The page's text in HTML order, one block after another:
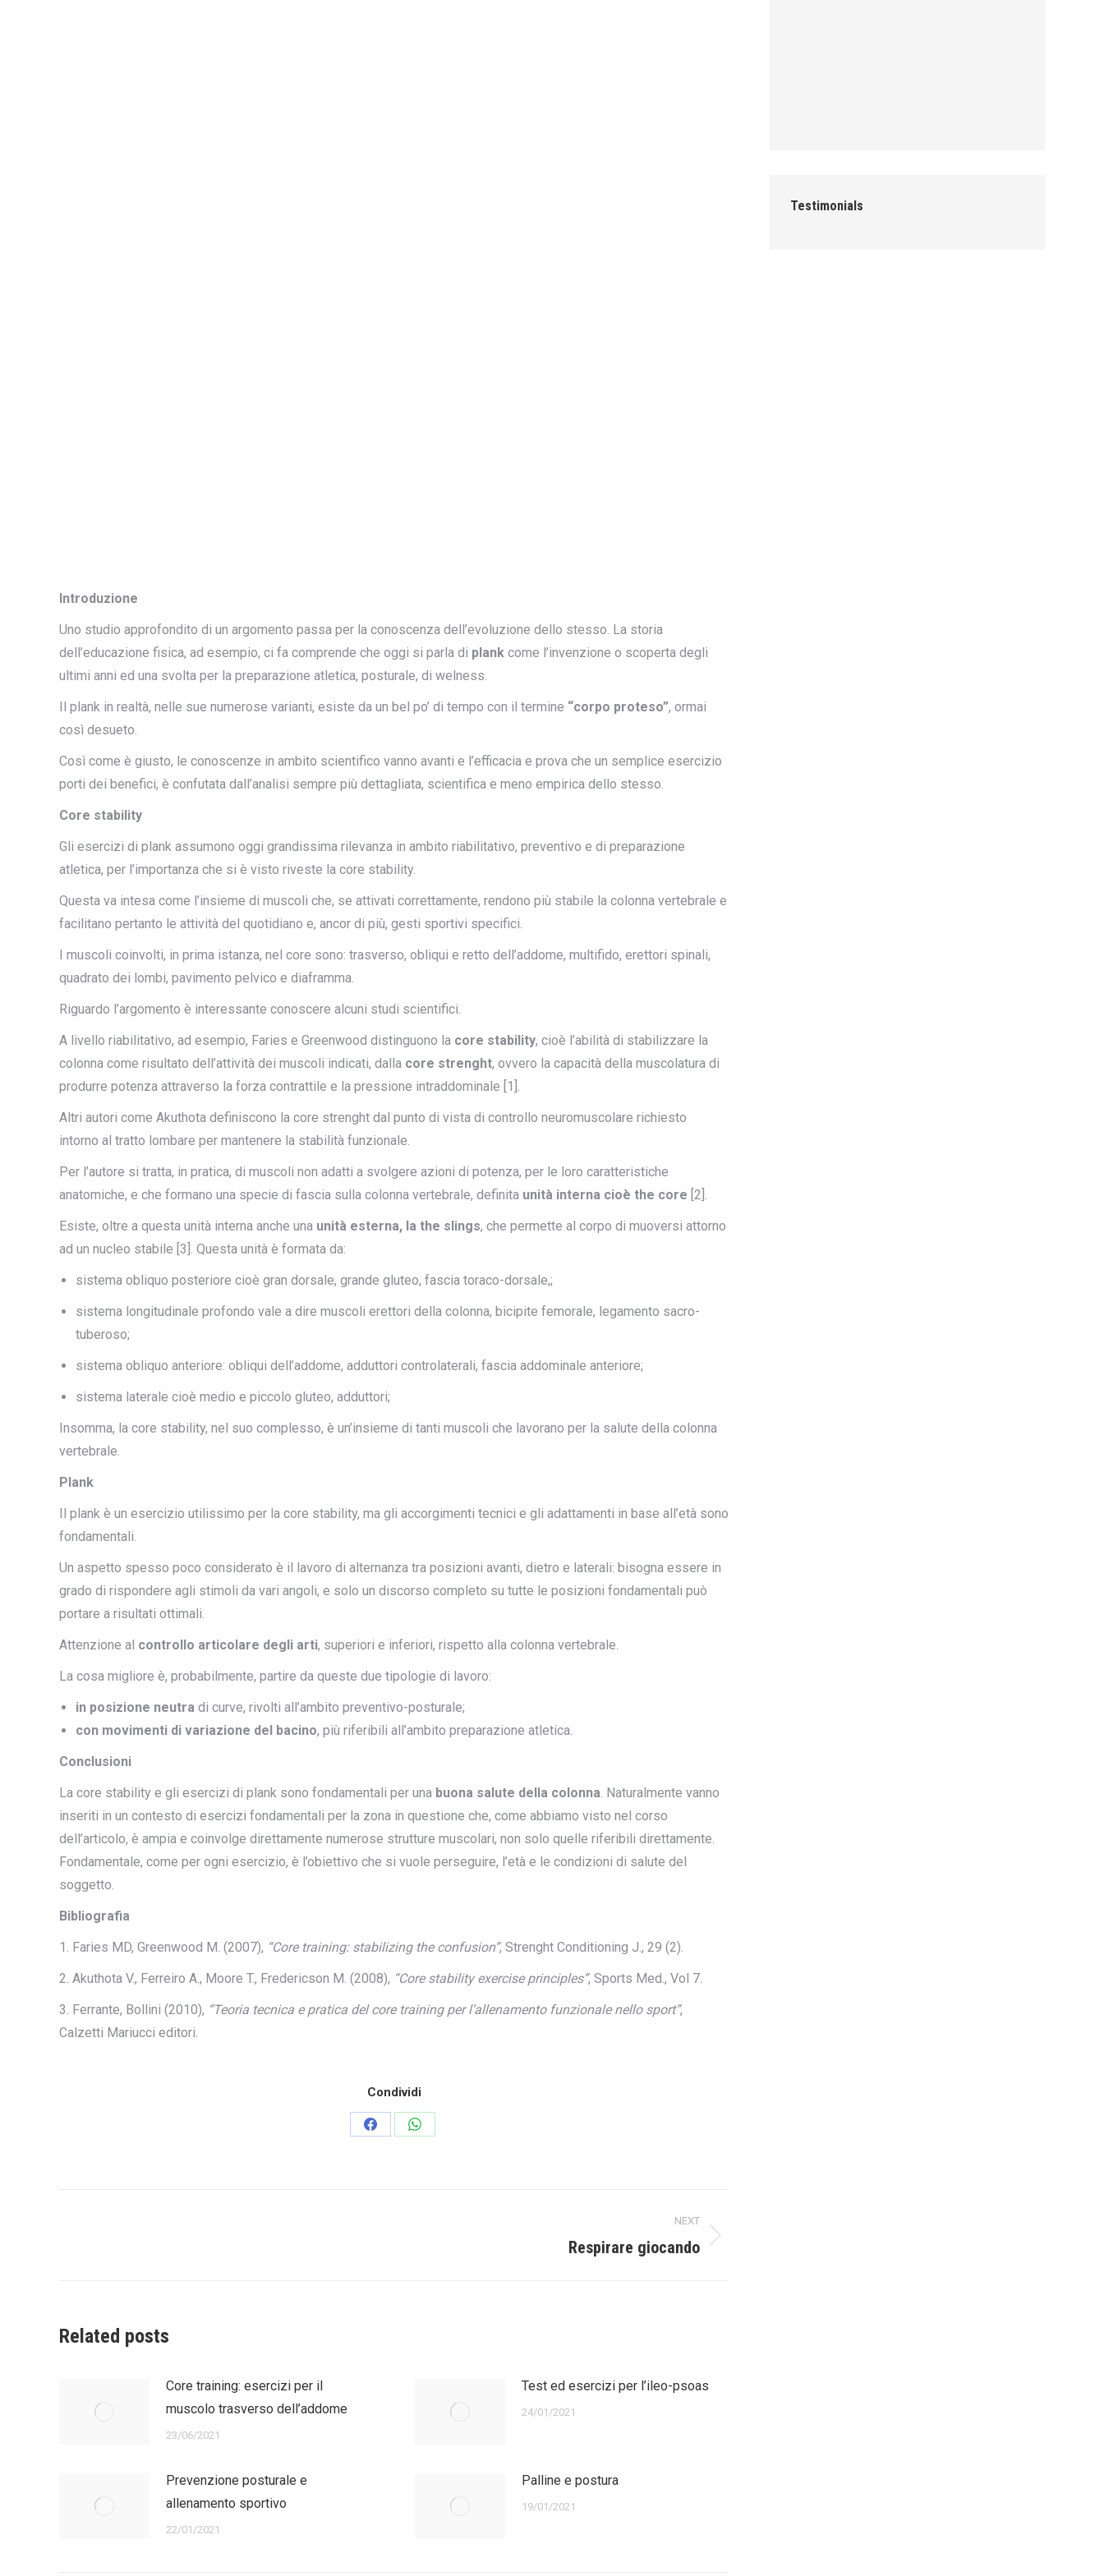
Introduzione
Uno studio approfondito di un argomento passa per la conoscenza dell’evoluzione dello stesso. La storia
dell’educazione fisica, ad esempio, ci fa comprende che oggi si parla di plank come l’invenzione o scoperta degli
ultimi anni ed una svolta per la preparazione atletica, posturale, di welness.
Il plank in realtà, nelle sue numerose varianti, esiste da un bel po’ di tempo con il termine “corpo proteso”, ormai
così desueto.
Così come è giusto, le conoscenze in ambito scientifico vanno avanti e l’efficacia e prova che un semplice esercizio
porti dei benefici, è confutata dall’analisi sempre più dettagliata, scientifica e meno empirica dello stesso.
Core stability
Gli esercizi di plank assumono oggi grandissima rilevanza in ambito riabilitativo, preventivo e di preparazione
atletica, per l’importanza che si è visto riveste la core stability.
Questa va intesa come l’insieme di muscoli che, se attivati correttamente, rendono più stabile la colonna vertebrale e
facilitano pertanto le attività del quotidiano e, ancor di più, gesti sportivi specifici.
I muscoli coinvolti, in prima istanza, nel core sono: trasverso, obliqui e retto dell’addome, multifido, erettori spinali,
quadrato dei lombi, pavimento pelvico e diaframma.
Riguardo l’argomento è interessante conoscere alcuni studi scientifici.
A livello riabilitativo, ad esempio, Faries e Greenwood distinguono la core stability, cioè l’abilità di stabilizzare la
colonna come risultato dell’attività dei muscoli indicati, dalla core strenght, ovvero la capacità della muscolatura di
produrre potenza attraverso la forza contrattile e la pressione intraddominale [1].
Altri autori come Akuthota definiscono la core strenght dal punto di vista di controllo neuromuscolare richiesto
intorno al tratto lombare per mantenere la stabilità funzionale.
Per l’autore si tratta, in pratica, di muscoli non adatti a svolgere azioni di potenza, per le loro caratteristiche
anatomiche, e che formano una specie di fascia sulla colonna vertebrale, definita unità interna cioè the core [2].
Esiste, oltre a questa unità interna anche una unità esterna, la the slings, che permette al corpo di muoversi attorno
ad un nucleo stabile [3]. Questa unità è formata da:
sistema obliquo posteriore cioè gran dorsale, grande gluteo, fascia toraco-dorsale,;
sistema longitudinale profondo vale a dire muscoli erettori della colonna, bicipite femorale, legamento sacro-
tuberoso;
sistema obliquo anteriore: obliqui dell’addome, adduttori controlaterali, fascia addominale anteriore;
sistema laterale cioè medio e piccolo gluteo, adduttori;
Insomma, la core stability, nel suo complesso, è un’insieme di tanti muscoli che lavorano per la salute della colonna
vertebrale.
Plank
Il plank è un esercizio utilissimo per la core stability, ma gli accorgimenti tecnici e gli adattamenti in base all’età sono
fondamentali.
Un aspetto spesso poco considerato è il lavoro di alternanza tra posizioni avanti, dietro e laterali: bisogna essere in
grado di rispondere agli stimoli da vari angoli, e solo un discorso completo su tutte le posizioni fondamentali può
portare a risultati ottimali.
Attenzione al controllo articolare degli arti, superiori e inferiori, rispetto alla colonna vertebrale.
La cosa migliore è, probabilmente, partire da queste due tipologie di lavoro:
in posizione neutra di curve, rivolti all’ambito preventivo-posturale;
con movimenti di variazione del bacino, più riferibili all’ambito preparazione atletica.
Conclusioni
La core stability e gli esercizi di plank sono fondamentali per una buona salute della colonna . Naturalmente vanno
inseriti in un contesto di esercizi fondamentali per la zona in questione che, come abbiamo visto nel corso
dell’articolo, è ampia e coinvolge direttamente numerose strutture muscolari, non solo quelle riferibili direttamente.
Fondamentale, come per ogni esercizio, è l’obiettivo che si vuole perseguire, l’età e le condizioni di salute del
soggetto.
Bibliografia
1. Faries MD, Greenwood M. (2007), “Core training: stabilizing the confusion”, Strenght Conditioning J., 29 (2).
2. Akuthota V., Ferreiro A., Moore T., Fredericson M. (2008), “Core stability exercise principles”, Sports Med., Vol 7.
3. Ferrante, Bollini (2010), “Teoria tecnica e pratica del core training per l’allenamento funzionale nello sport”,
Calzetti Mariucci editori.
Condividi
Share
Share
NEXT
Respirare giocando
Related posts
Core training: esercizi per il
muscolo trasverso dell’addome
23/06/2021
Test ed esercizi per l’ileo-psoas
24/01/2021
Prevenzione posturale e
allenamento sportivo
22/01/2021
Palline e postura
19/01/2021
Testimonials